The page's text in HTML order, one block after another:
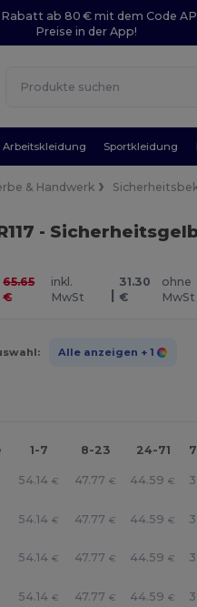
Rabatt ab 80 € mit dem Code
Preise in der App!
Arbeitskleidung Sportkleidung
& Handwerk
-
65.65
€
inkl.
MwSt
|
31.30
€
ohne
MwSt
Alle anzeigen + 1
1-7 8-23 24-71
54.14 € 47.77 € 44.59 €
54.14 € 47.77 € 44.59 €
54.14 € 47.77 € 44.59 €
54.14 € 47.77 € 44.59 €